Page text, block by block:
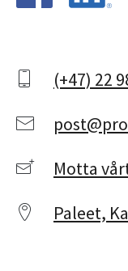
(+47) 22
Motta
Paleet,